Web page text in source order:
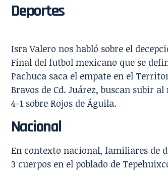
Deportes
Isra Valero nos habló sobre el
Final del futbol mexicano que se
Pachuca saca el empate en el
Bravos de Cd. Juárez, buscan subir
4-1 sobre Rojos de Águila.
Nacional
En contexto nacional, familiares de
3 cuerpos en el poblado de